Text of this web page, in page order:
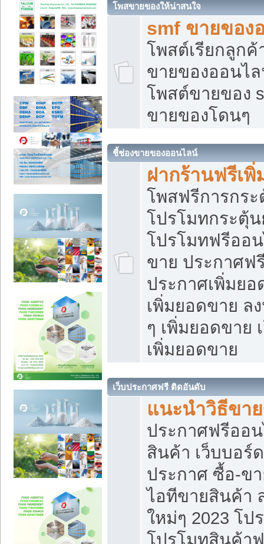
โพสขายของให้น่าสนใจ
smf ขายของ
โพสต์เรียกลูกค้
ขายของออนไ
โพสต์ขายของ
ขายของโดนๆ
ชี้ช่องขายของออนไลน์
ฝากร้านฟรีเ
โพสฟรีการกร
โปรโมทกระตุ้
โปรโมทฟรีออ
ขาย ประกาศฟ
ประกาศเพิ่มย
เพิ่มยอดขาย ล
ๆ เพิ่มยอดขาย
เพิ่มยอดขาย
เว็บประกาศฟรี ติดอันดับ
แนะนำวิธีขา
ประกาศฟรีออ
สินค้า เว็บบอร์
ประกาศ ซื้อ-ข
ไอทีขายสินค้า
ใหม่ๆ 2023 โป
โปรโมทสินค้า